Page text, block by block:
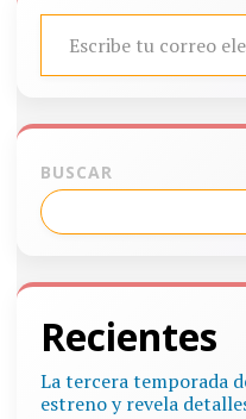
ESCRIBE TU CORREO ELECTRÓNICO…
BUSCAR
Recientes
La tercera temporada
estreno y revela